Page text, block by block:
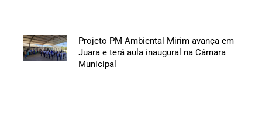
Projeto PM Ambiental Mirim avança em
Juara e terá aula inaugural na Câmara
Municipal